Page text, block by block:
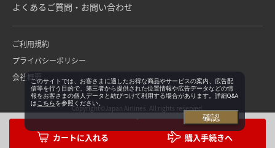
購入手続きへ
よくあるご質問・お問い合わせ
ご利用規約
プライバシーポリシー
会社概要
Copyright©Japan Airlines. All rights reserved.
このサイトでは、お客さまに適したお得な商品やサービスの案内、広告配
信等を行う目的で、第三者から提供された位置情報や広告データなどの情
報をお客さまの個人データと結びつけて利用する場合があります。詳細Q&A
は こちらを参照ください。
確認